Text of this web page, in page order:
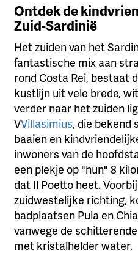
Ontdek de
Zuid-Sardinië
Het zuiden van het
fantastische mix aan
rond Costa Rei, bestaat
kustlijn uit vele brede,
verder naar het zuiden
VVillasimius, die bekend
baaien en
inwoners van de
een plekje op "hun" 8
dat Il Poetto heet.
zuidwestelijke richting,
badplaatsen Pula en
vanwege de
met kristalhelder water.